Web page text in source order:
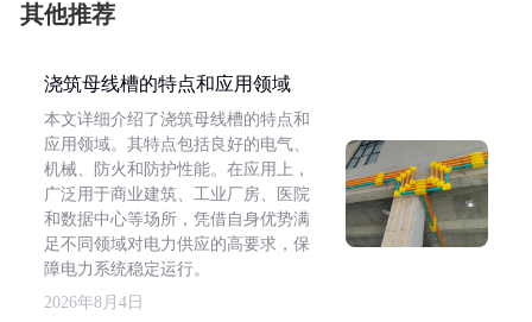
其他推荐
浇筑母线槽的特点和应用领域
本文详细介绍了浇筑母线槽的特点和
应用领域。其特点包括良好的电气、
机械、防火和防护性能。在应用上，
广泛用于商业建筑、工业厂房、医院
和数据中心等场所，凭借自身优势满
足不同领域对电力供应的高要求，保
障电力系统稳定运行。
2026年8月4日